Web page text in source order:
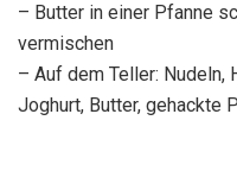
– Butter in einer Pfanne
vermischen
– Auf dem Teller: Nudeln,
Joghurt, Butter, gehackte